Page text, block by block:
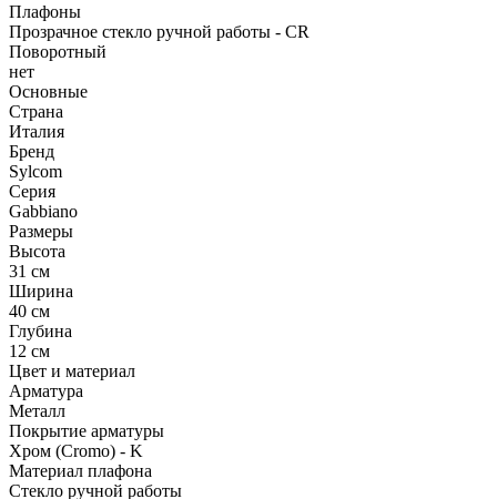
Плафоны
Прозрачное стекло ручной работы - CR
Поворотный
нет
Основные
Страна
Италия
Бренд
Sylcom
Серия
Gabbiano
Размеры
Высота
31 см
Ширина
40 см
Глубина
12 см
Цвет и материал
Арматура
Металл
Покрытие арматуры
Хром (Cromo) - K
Материал плафона
Стекло ручной работы